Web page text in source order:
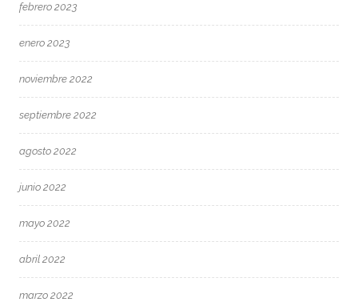
febrero 2023
enero 2023
noviembre 2022
septiembre 2022
agosto 2022
junio 2022
mayo 2022
abril 2022
marzo 2022